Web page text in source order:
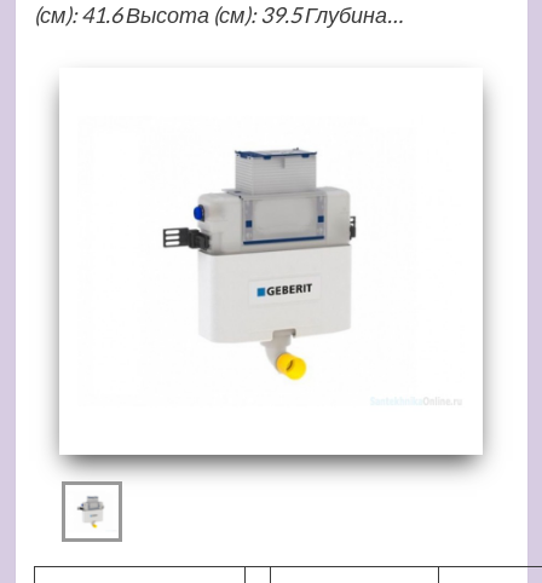
(см): 41.6 Высота (см): 39.5 Глубина…